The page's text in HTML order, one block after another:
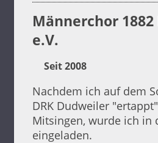
Männerchor
e.V.
Seit 2008
Nachdem ich auf dem
DRK Dudweiler
Mitsingen, wurde ich in
eingeladen.